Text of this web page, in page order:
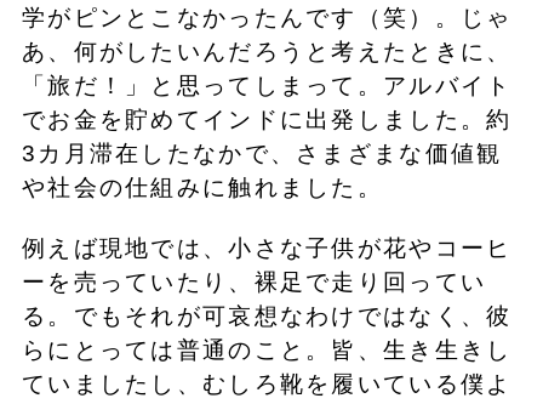
学がピンとこなかったんです（笑）。じゃ
あ、何がしたいんだろうと考えたときに、
「旅だ！」と思ってしまって。アルバイト
でお金を貯めてインドに出発しました。約
3カ月滞在したなかで、さまざまな価値観
や社会の仕組みに触れました。
例えば現地では、小さな子供が花やコーヒ
ーを売っていたり、裸足で走り回ってい
る。でもそれが可哀想なわけではなく、彼
らにとっては普通のこと。皆、生き生きし
ていましたし、むしろ靴を履いている僕よ